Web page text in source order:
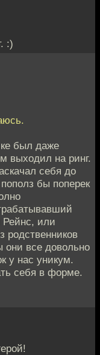
:)
был даже
выходил на ринг.
себя до
бы поперек
или
родственников
они все довольно
у нас уникум.
себя в форме.